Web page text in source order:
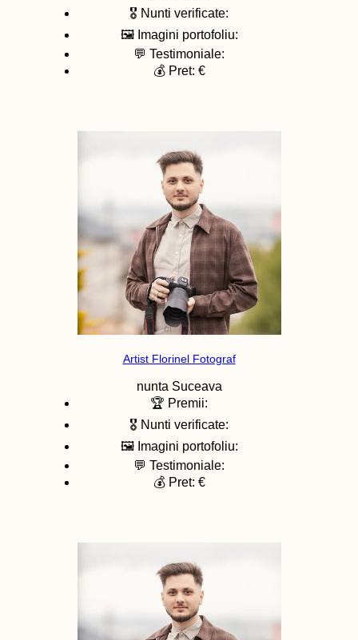
🎖️ Nunti verificate:
🖼️ Imagini portofoliu:
💬 Testimoniale:
💰 Pret: €
Artist Florinel Fotograf
nunta Suceava
🏆 Premii:
🎖️ Nunti verificate:
🖼️ Imagini portofoliu:
💬 Testimoniale:
💰 Pret: €